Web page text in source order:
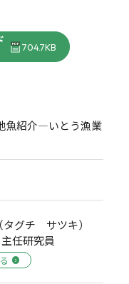
704.7KB
魚紹介―いとう漁業
グチ サツキ）
任研究員